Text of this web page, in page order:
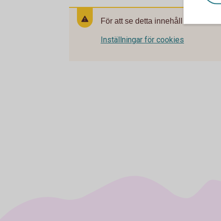
För att se detta innehåll behöver
Inställningar för cookies